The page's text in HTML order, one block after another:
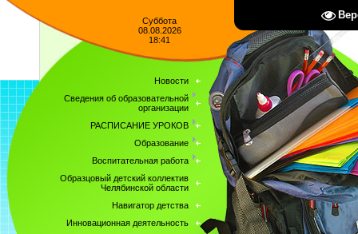
Суббота
08.08.2026
18:41
Новости
Сведения об образовательной
организации
РАСПИСАНИЕ УРОКОВ
Образование
Воспитательная работа
Образцовый детский коллектив
Челябинской области
Навигатор детства
Инновационная деятельность